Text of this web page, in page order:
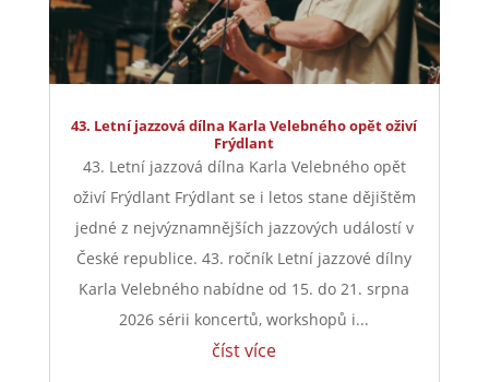
43. Letní jazzová dílna Karla Velebného opět oživí
Frýdlant
43. Letní jazzová dílna Karla Velebného opět
oživí Frýdlant Frýdlant se i letos stane dějištěm
jedné z nejvýznamnějších jazzových událostí v
České republice. 43. ročník Letní jazzové dílny
Karla Velebného nabídne od 15. do 21. srpna
2026 sérii koncertů, workshopů i...
číst více